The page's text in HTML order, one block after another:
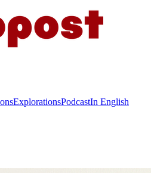
ExplorationsPodcastIn English